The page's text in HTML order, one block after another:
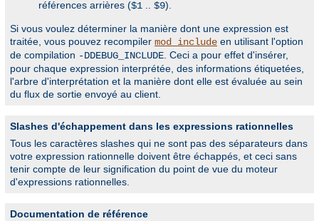
références arrières ($1 $9).
Si vous voulez déterminer la manière dont une expression est
traitée, vous pouvez recompiler mod_include en utilisant l'option
de compilation -DDEBUG_INCLUDE . Ceci a pour effet d'insérer,
pour chaque expression interprétée, des informations étiquetées,
l'arbre d'interprétation et la manière dont elle est évaluée au sein
du flux de sortie envoyé au client.
Slashes d'échappement dans les expressions rationnelles
Tous les caractères slashes qui ne sont pas des séparateurs dans
votre expression rationnelle doivent être échappés, et ceci sans
tenir compte de leur signification du point de vue du moteur
d'expressions rationnelles.
Documentation de référence